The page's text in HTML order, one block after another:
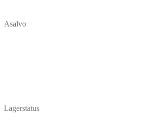
Asalvo
Lagerstatus